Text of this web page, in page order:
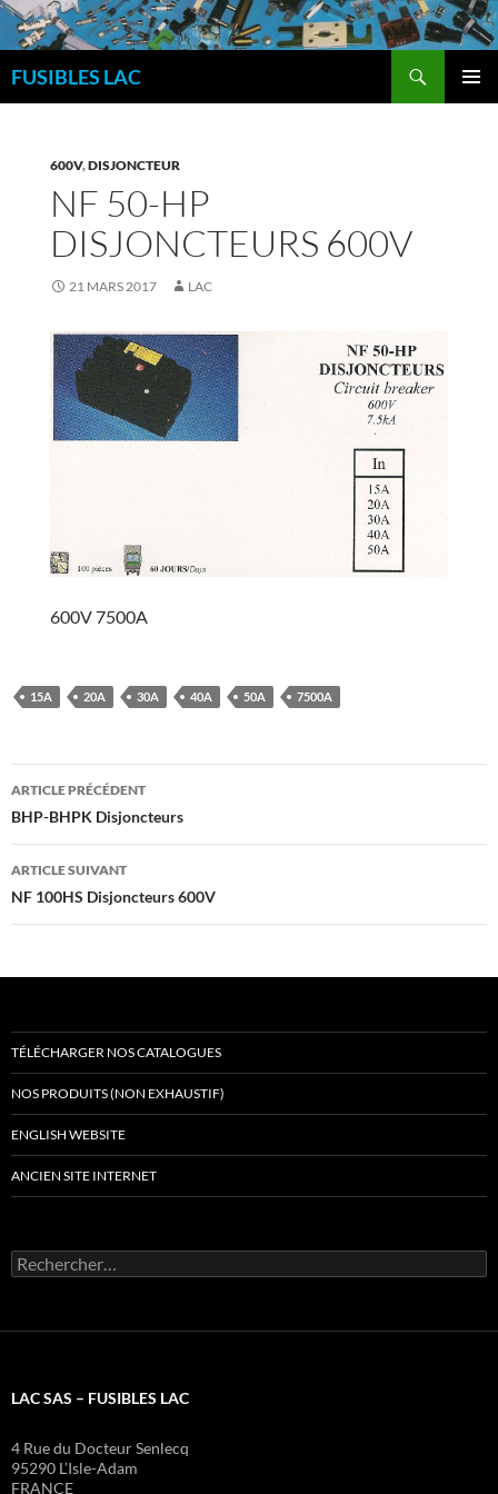
Aller
au
contenu
FUSIBLES LAC
600V,DISJONCTEUR
NF 50-HP
DISJONCTEURS 600V
21 MARS 2017 LAC
600V 7500A
15A 20A 30A 40A 50A 7500A
Navigation
des
articles
ARTICLE PRÉCÉDENT
BHP-BHPK Disjoncteurs
ARTICLE SUIVANT
NF 100HS Disjoncteurs 600V
TÉLÉCHARGER NOS CATALOGUES
NOS PRODUITS (NON EXHAUSTIF)
ENGLISH WEBSITE
ANCIEN SITE INTERNET
Rechercher :
LAC SAS – FUSIBLES LAC
4 Rue du Docteur Senlecq
95290 L’Isle-Adam
FRANCE